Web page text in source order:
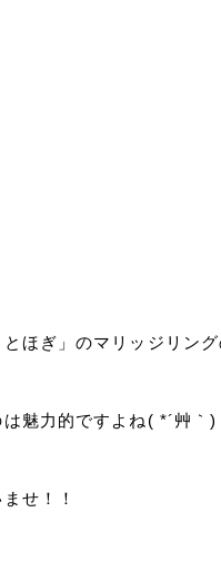
ほぎ」のマリッジリング
魅力的ですよね( *´艸｀)
せ！！